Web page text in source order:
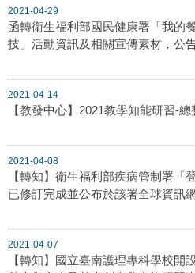
2021-04-29
函轉衛生福利部國民健康署「我的
技」活動資訊及相關宣傳素材，公告
2021-04-14
【教發中心】2021教學知能研習-
2021-04-08
【轉知】衛生福利部疾病管制署「
已修訂完成並公布於該署全球資訊
2021-04-07
【轉知】國立臺南護理專科學校開